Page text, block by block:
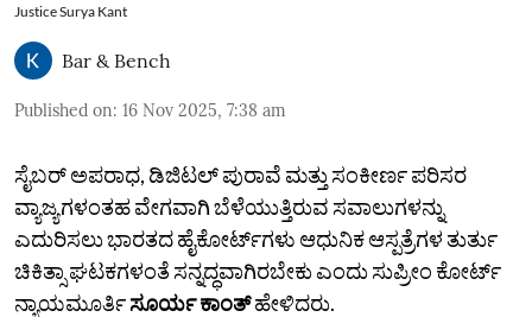
Justice Surya Kant
Bar & Bench
Published on: 16 Nov 2025, 7:38 am
ಸೈಬರ್ ಅಪರಾಧ, ಡಿಜಿಟಲ್ ಪುರಾವೆ ಮತ್ತು ಸಂಕೀರ್ಣ ಪರಿಸರ
ವ್ಯಾಜ್ಯಗಳಂತಹ ವೇಗವಾಗಿ ಬೆಳೆಯುತ್ತಿರುವ ಸವಾಲುಗಳನ್ನು
ಎದುರಿಸಲು ಭಾರತದ ಹೈಕೋರ್ಟ್‌ಗಳು ಆಧುನಿಕ ಆಸ್ಪತ್ರೆಗಳ ತುರ್ತು
ಚಿಕಿತ್ಸಾ ಘಟಕಗಳಂತೆ ಸನ್ನದ್ಧವಾಗಿರಬೇಕು ಎಂದು ಸುಪ್ರೀಂ ಕೋರ್ಟ್
ನ್ಯಾಯಮೂರ್ತಿಸೂರ್ಯ ಕಾಂತ್ಹೇಳಿದರು.